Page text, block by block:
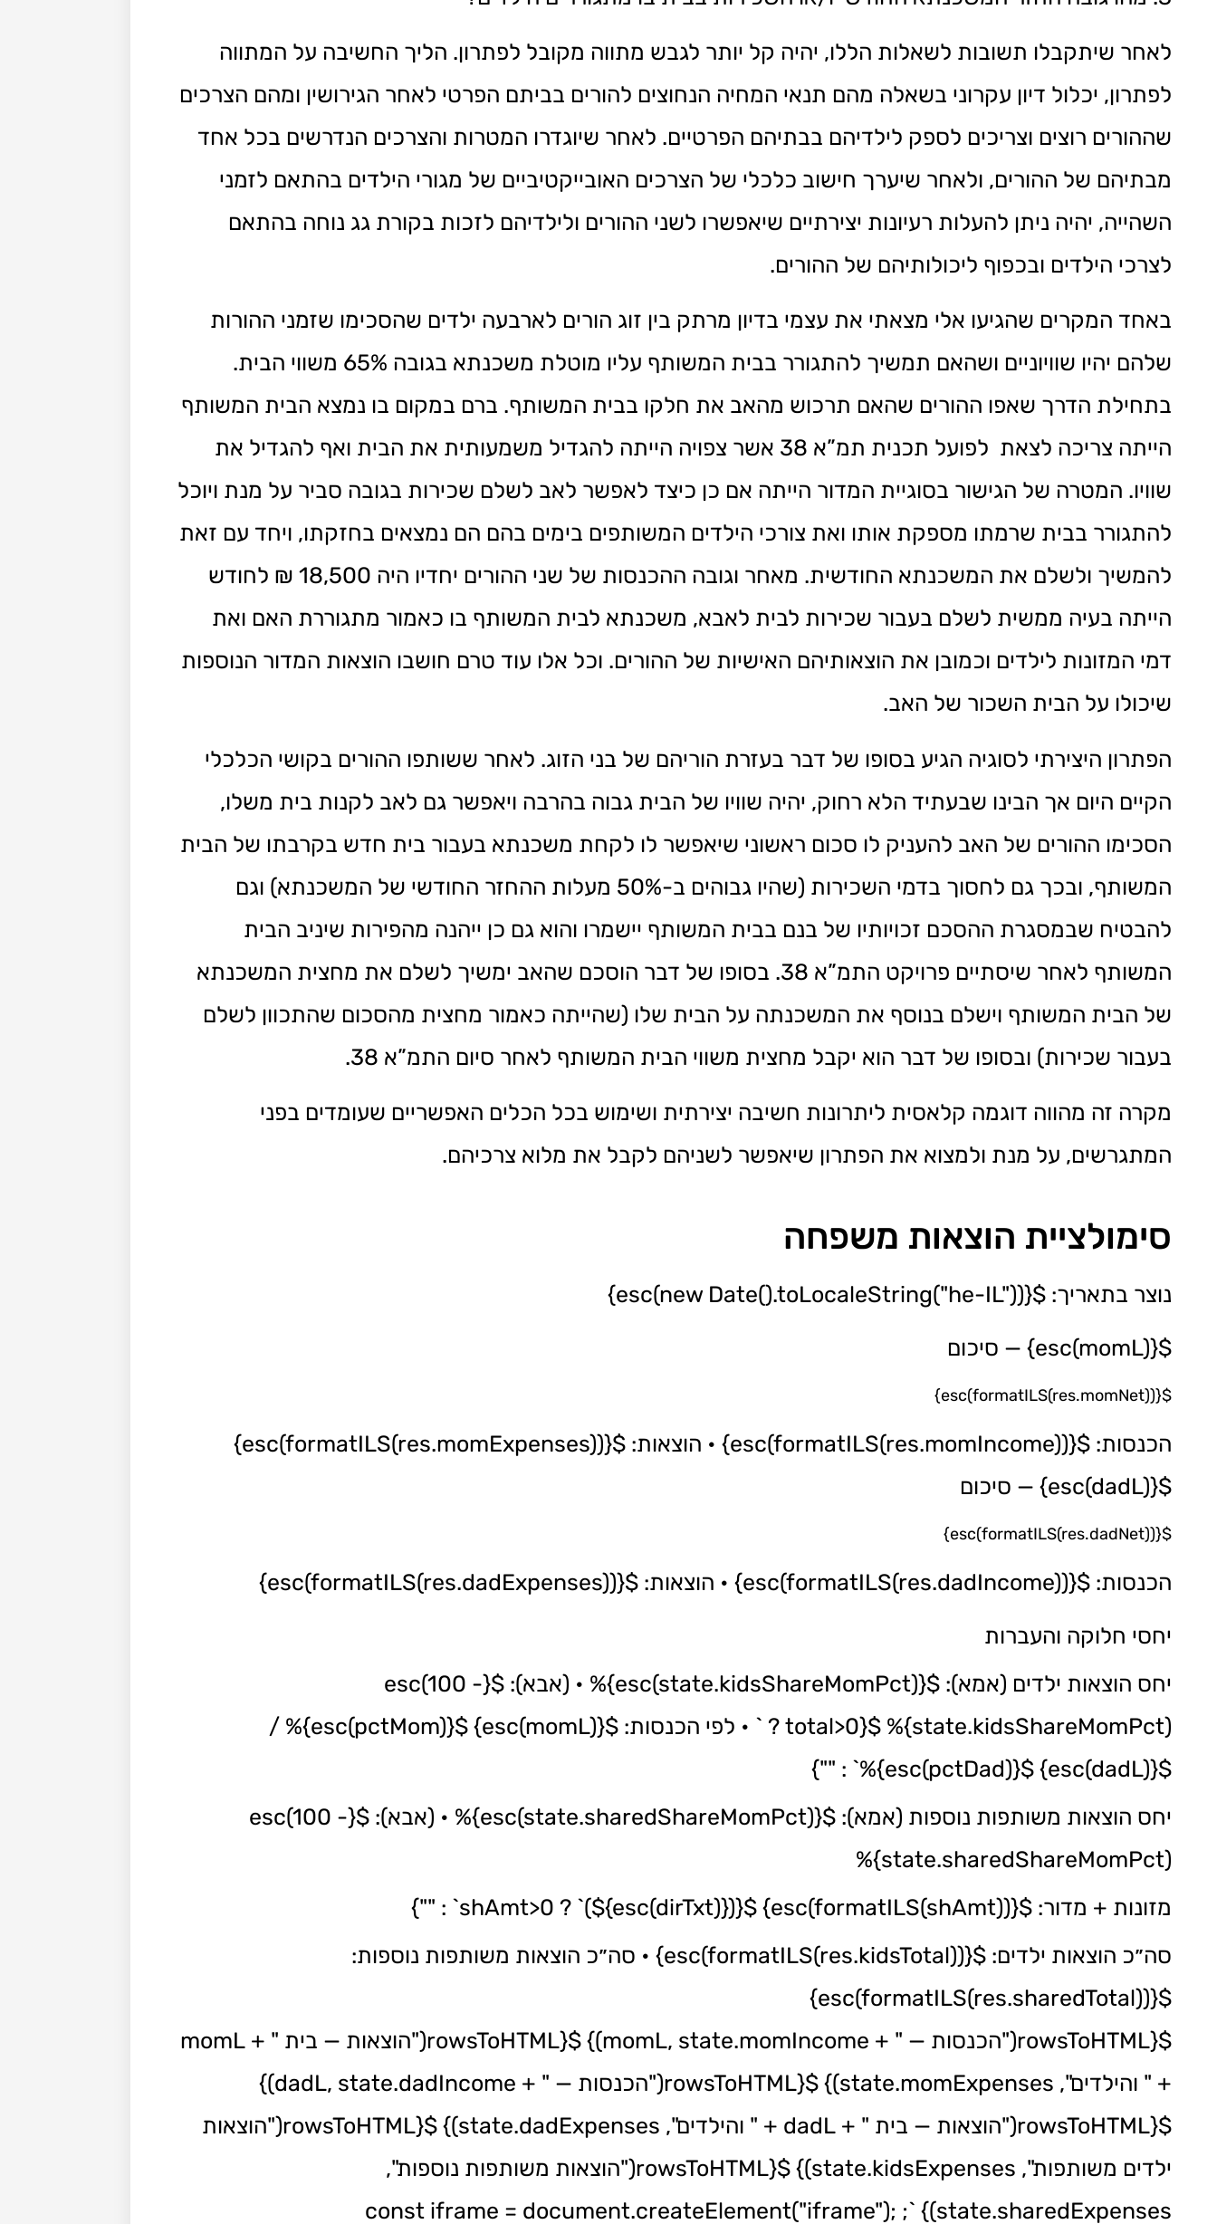
לאחר שיתקבלו תשובות לשאלות הללו, יהיה קל יותר לגבש מתווה מקובל לפתרון. הליך החשיבה על המתווה
לפתרון, יכלול דיון עקרוני בשאלה מהם תנאי המחיה הנחוצים להורים בביתם הפרטי לאחר הגירושין ומהם הצרכים
שההורים רוצים וצריכים לספק לילדיהם בבתיהם הפרטיים. לאחר שיוגדרו המטרות והצרכים הנדרשים בכל אחד
מבתיהם של ההורים, ולאחר שיערך חישוב כלכלי של הצרכים האובייקטיביים של מגורי הילדים בהתאם לזמני
השהייה, יהיה ניתן להעלות רעיונות יצירתיים שיאפשרו לשני ההורים ולילדיהם לזכות בקורת גג נוחה בהתאם
לצרכי הילדים ובכפוף ליכולותיהם של ההורים.
באחד המקרים שהגיעו אלי מצאתי את עצמי בדיון מרתק בין זוג הורים לארבעה ילדים שהסכימו שזמני ההורות
שלהם יהיו שוויוניים ושהאם תמשיך להתגורר בבית המשותף עליו מוטלת משכנתא בגובה 65% משווי הבית.
בתחילת הדרך שאפו ההורים שהאם תרכוש מהאב את חלקו בבית המשותף. ברם במקום בו נמצא הבית המשותף
הייתה צריכה לצאת לפועל תכנית תמ”א 38 אשר צפויה הייתה להגדיל משמעותית את הבית ואף להגדיל את
שוויו. המטרה של הגישור בסוגיית המדור הייתה אם כן כיצד לאפשר לאב לשלם שכירות בגובה סביר על מנת ויוכל
להתגורר בבית שרמתו מספקת אותו ואת צורכי הילדים המשותפים בימים בהם הם נמצאים בחזקתו, ויחד עם זאת
להמשיך ולשלם את המשכנתא החודשית. מאחר וגובה ההכנסות של שני ההורים יחדיו היה 18,500 ₪ לחודש
הייתה בעיה ממשית לשלם בעבור שכירות לבית לאבא, משכנתא לבית המשותף בו כאמור מתגוררת האם ואת
דמי המזונות לילדים וכמובן את הוצאותיהם האישיות של ההורים. וכל אלו עוד טרם חושבו הוצאות המדור הנוספות
שיכולו על הבית השכור של האב.
הפתרון היצירתי לסוגיה הגיע בסופו של דבר בעזרת הוריהם של בני הזוג. לאחר ששותפו ההורים בקושי הכלכלי
הקיים היום אך הבינו שבעתיד הלא רחוק, יהיה שוויו של הבית גבוה בהרבה ויאפשר גם לאב לקנות בית משלו,
הסכימו ההורים של האב להעניק לו סכום ראשוני שיאפשר לו לקחת משכנתא בעבור בית חדש בקרבתו של הבית
המשותף, ובכך גם לחסוך בדמי השכירות (שהיו גבוהים ב-50% מעלות ההחזר החודשי של המשכנתא) וגם
להבטיח שבמסגרת ההסכם זכויותיו של בנם בבית המשותף יישמרו והוא גם כן ייהנה מהפירות שיניב הבית
המשותף לאחר שיסתיים פרויקט התמ”א 38. בסופו של דבר הוסכם שהאב ימשיך לשלם את מחצית המשכנתא
של הבית המשותף וישלם בנוסף את המשכנתה על הבית שלו (שהייתה כאמור מחצית מהסכום שהתכוון לשלם
בעבור שכירות) ובסופו של דבר הוא יקבל מחצית משווי הבית המשותף לאחר סיום התמ”א 38.
מקרה זה מהווה דוגמה קלאסית ליתרונות חשיבה יצירתית ושימוש בכל הכלים האפשריים שעומדים בפני
המתגרשים, על מנת ולמצוא את הפתרון שיאפשר לשניהם לקבל את מלוא צרכיהם.
סימולציית הוצאות משפחה
נוצר בתאריך: ${esc(new Date().toLocaleString("he-IL"))}
${esc(momL)} — סיכום
${esc(formatILS(res.momNet))}
הכנסות: ${esc(formatILS(res.momIncome))} • הוצאות: ${esc(formatILS(res.momExpenses))}
${esc(dadL)} — סיכום
${esc(formatILS(res.dadNet))}
הכנסות: ${esc(formatILS(res.dadIncome))} • הוצאות: ${esc(formatILS(res.dadExpenses))}
יחסי חלוקה והעברות
יחס הוצאות ילדים (אמא): ${esc(state.kidsShareMomPct)}% • (אבא): ${esc(100 -
state.kidsShareMomPct)}% ${total>0 ? ` • לפי הכנסות: ${esc(momL)} ${esc(pctMom)}% /
${esc(dadL)} ${esc(pctDad)}%` : ""}
יחס הוצאות משותפות נוספות (אמא): ${esc(state.sharedShareMomPct)}% • (אבא): ${esc(100 -
state.sharedShareMomPct)}%
מזונות + מדור: ${esc(formatILS(shAmt))} ${shAmt>0 ? `(${esc(dirTxt)})` : ""}
סה״כ הוצאות ילדים: ${esc(formatILS(res.kidsTotal))} • סה״כ הוצאות משותפות נוספות:
${esc(formatILS(res.sharedTotal))}
${rowsToHTML("הכנסות — " + momL, state.momIncome)} ${rowsToHTML("הוצאות — בית " + momL
+ " והילדים", state.momExpenses)} ${rowsToHTML("הכנסות — " + dadL, state.dadIncome)}
${rowsToHTML("הוצאות — בית " + dadL + " והילדים", state.dadExpenses)} ${rowsToHTML("הוצאות
ילדים משותפות", state.kidsExpenses)} ${rowsToHTML("הוצאות משותפות נוספות",
state.sharedExpenses)} `; const iframe = document.createElement("iframe");